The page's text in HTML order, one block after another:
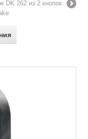
DK 262 из 2 кнопок